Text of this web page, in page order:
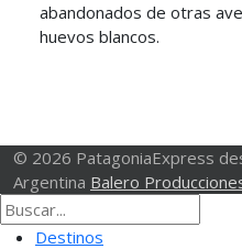
abandonados de otras
huevos blancos.
© 2026 PatagoniaExpress
Argentina Balero
Destinos